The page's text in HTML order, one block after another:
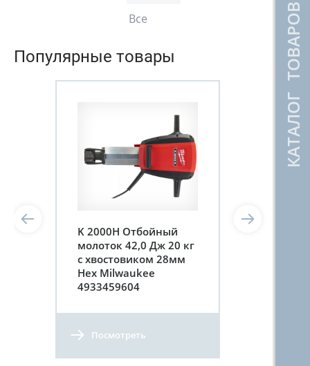
КАТАЛОГ ТОВАРОВ
Все
Популярные товары
K 2000H Отбойный
молоток 42,0 Дж 20 кг
с хвостовиком 28мм
Hex Milwaukee
4933459604
Посмотреть